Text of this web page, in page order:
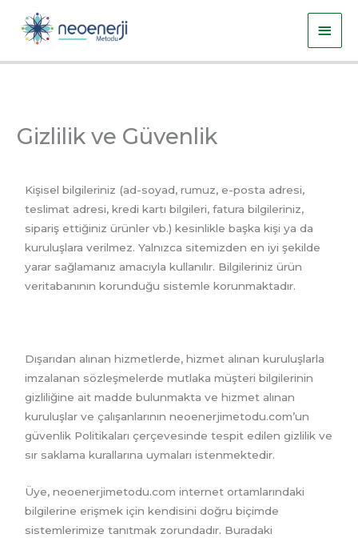
Ana
Gizlilik ve Güvenlik
Kişisel bilgileriniz (ad-soyad, rumuz, e-posta adresi,
teslimat adresi, kredi kartı bilgileri, fatura bilgileriniz,
sipariş ettiğiniz ürünler vb.) kesinlikle başka kişi ya da
kuruluşlara verilmez. Yalnızca sitemizden en iyi şekilde
yarar sağlamanız amacıyla kullanılır. Bilgileriniz ürün
veritabanının korunduğu sistemle korunmaktadır.
Dışarıdan alınan hizmetlerde, hizmet alınan kuruluşlarla
imzalanan sözleşmelerde mutlaka müşteri bilgilerinin
gizliliğine ait madde bulunmakta ve hizmet alınan
kuruluşlar ve çalışanlarının neoenerjimetodu.com’un
güvenlik Politikaları çerçevesinde tespit edilen gizlilik ve
sır saklama kurallarına uymaları istenmektedir.
Üye, neoenerjimetodu.com internet ortamlarındaki
bilgilerine erişmek için kendisini doğru biçimde
sistemlerimize tanıtmak zorundadır. Buradaki